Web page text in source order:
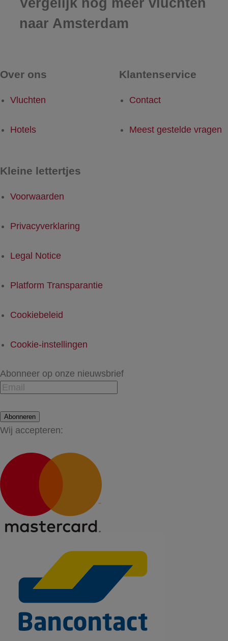
Vergelijk nog meer vluchten
naar Amsterdam
Over ons
Vluchten
Hotels
Klantenservice
Contact
Meest gestelde vragen
Kleine lettertjes
Voorwaarden
Privacyverklaring
Legal Notice
Platform Transparantie
Cookiebeleid
Cookie-instellingen
Abonneer op onze nieuwsbrief
Abonneren
Wij accepteren: